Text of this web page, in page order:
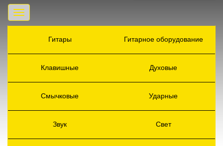
Toggle
navigation
Гитары
Гитарное оборудование
Клавишные Духовые
Смычковые Ударные
Звук Свет